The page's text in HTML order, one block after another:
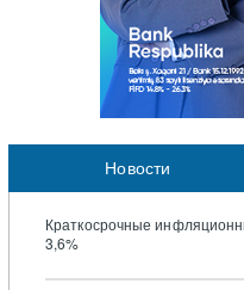
Новости
Краткосрочные
3,6%